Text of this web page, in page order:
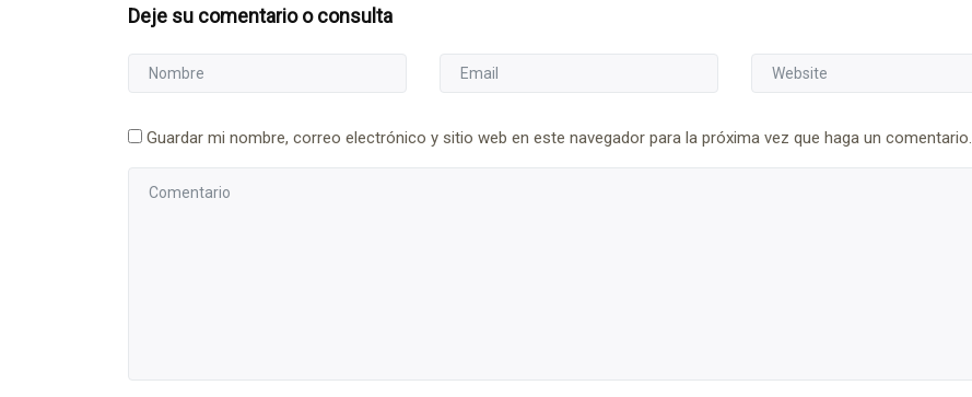
Deje su comentario o consulta
Guardar mi nombre, correo electrónico y sitio web en este navegador para la próxima vez que haga un comentario.